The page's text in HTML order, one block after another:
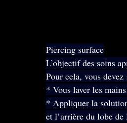
Piercing surface
L’objectif des soins
Pour cela, vous devez
* Vous laver les
* Appliquer la
et l’arrière du lobe de